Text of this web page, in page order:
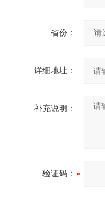
省份：
详细地址：
补充说明：
验证码：